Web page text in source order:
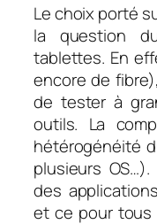
Le choix porté
la question
tablettes. En
encore de
de tester à
outils. La
hétérogénéité
plusieurs
des
et ce pour tous